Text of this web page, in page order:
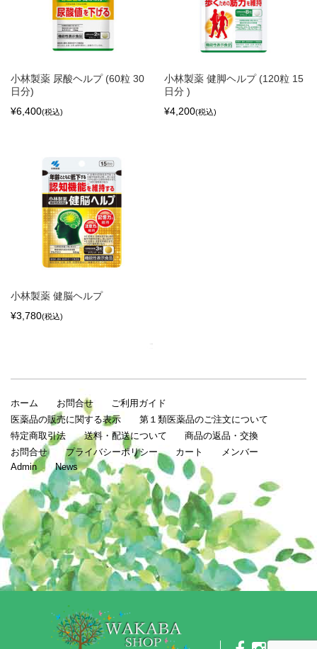
小林製薬 尿酸ヘルプ (60粒 30
日分)
¥6,400(税込)
小林製薬 健脚ヘルプ (120粒 15
日分 )
¥4,200(税込)
小林製薬 健脳ヘルプ
¥3,780(税込)
ホーム お問合せ
ご利用ガイド
医薬品の販売に関する表示
第１類医薬品のご注文について
特定商取引法
送料・配送について
商品の返品・交換
お問合せ
プライバシーポリシー カート
メンバー
Admin
News